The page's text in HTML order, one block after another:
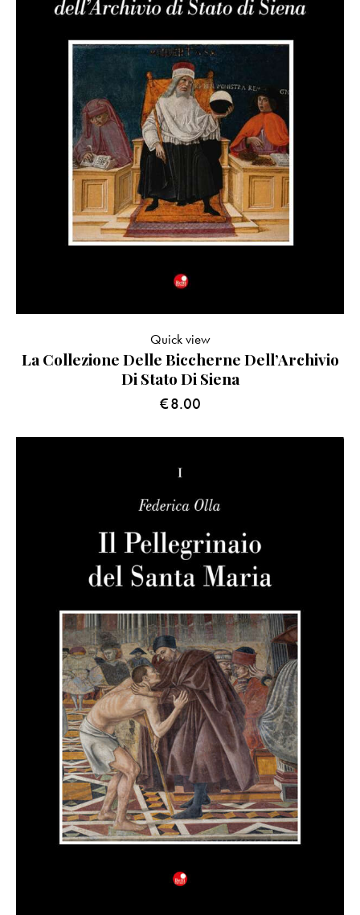
La Collezione Delle Biccherne Dell’Archivio
Di Stato Di Siena
€8.00
Quick view